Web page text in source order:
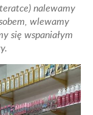
nalewamy
wlewamy
się wspaniałym